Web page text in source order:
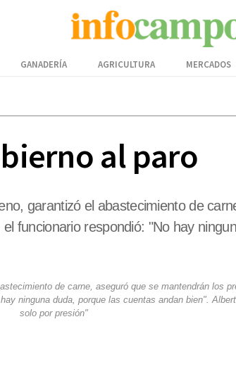
GANADERÍA AGRICULTURA MERCADOS
al paro
garantizó el abastecimiento de
funcionario respondió: "No hay
de carne, aseguró que se mantendrán los
ninguna duda, porque las cuentas andan bien".
solo por presión"